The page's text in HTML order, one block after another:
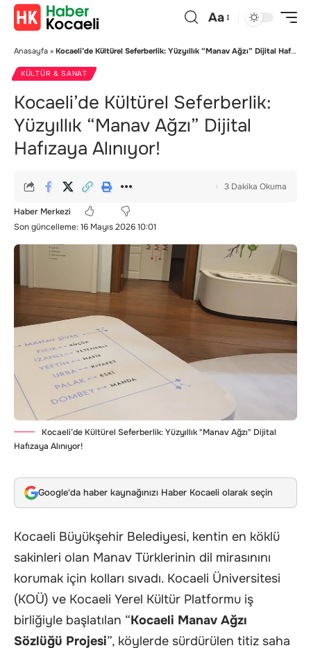
Aa
Anasayfa » Kocaeli’de Kültürel Seferberlik: Yüzyıllık “Manav Ağzı” Dijital Hafızaya Alınıyor!
KÜLTÜR & SANAT
Kocaeli’de Kültürel Seferberlik:
Yüzyıllık “Manav Ağzı” Dijital
Hafızaya Alınıyor!
Son güncelleme: 16 Mayıs 2026 10:01
Haber Merkezi
3 Dakika Okuma
Kocaeli’de Kültürel Seferberlik: Yüzyıllık "Manav Ağzı" Dijital
Hafızaya Alınıyor!
Google'da haber kaynağınızı Haber Kocaeli olarak seçin
Kocaeli Büyükşehir Belediyesi, kentin en köklü
sakinleri olan Manav Türklerinin dil mirasınını
korumak için kolları sıvadı. Kocaeli Üniversitesi
(KOÜ) ve Kocaeli Yerel Kültür Platformu iş
birliğiyle başlatılan “Kocaeli Manav Ağzı
Sözlüğü Projesi”, köylerde sürdürülen titiz saha